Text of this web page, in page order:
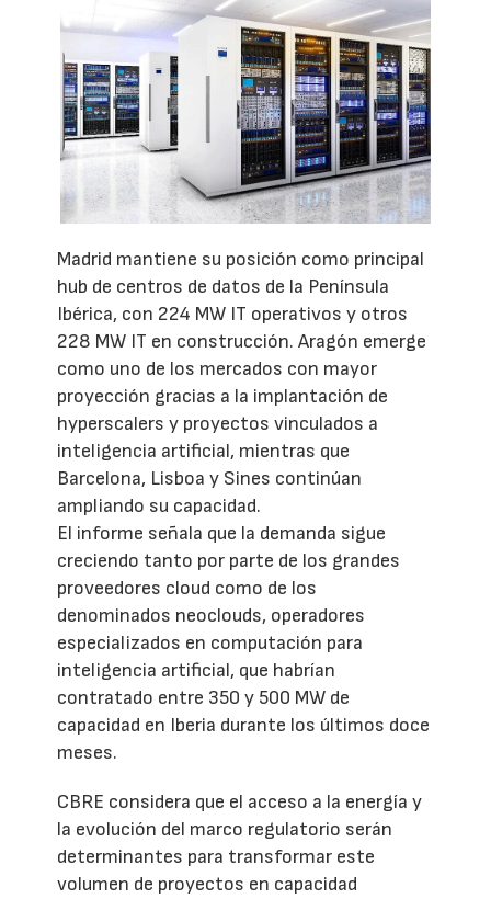
Madrid mantiene su posición como principal
hub de centros de datos de la Península
Ibérica, con 224 MW IT operativos y otros
228 MW IT en construcción. Aragón emerge
como uno de los mercados con mayor
proyección gracias a la implantación de
hyperscalers y proyectos vinculados a
inteligencia artificial, mientras que
Barcelona, Lisboa y Sines continúan
ampliando su capacidad.
El informe señala que la demanda sigue
creciendo tanto por parte de los grandes
proveedores cloud como de los
denominados neoclouds, operadores
especializados en computación para
inteligencia artificial, que habrían
contratado entre 350 y 500 MW de
capacidad en Iberia durante los últimos doce
meses.
CBRE considera que el acceso a la energía y
la evolución del marco regulatorio serán
determinantes para transformar este
volumen de proyectos en capacidad